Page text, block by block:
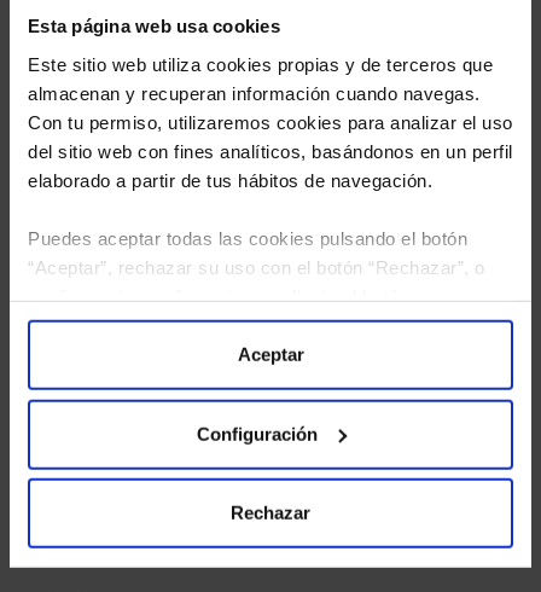
Esta página web usa cookies
Este sitio web utiliza cookies propias y de terceros que
almacenan y recuperan información cuando navegas.
Con tu permiso, utilizaremos cookies para analizar el uso
del sitio web con fines analíticos, basándonos en un perfil
elaborado a partir de tus hábitos de navegación.
Puedes aceptar todas las cookies pulsando el botón
“Aceptar”, rechazar su uso con el botón “Rechazar”, o
“Configuración”. Consulta nuestraPolítica
para más información.
Aceptar
Configuración
Rechazar
He leídola política de privacidady consiento el